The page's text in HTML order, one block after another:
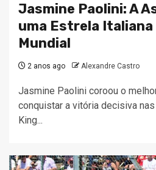
Jasmine Paolini: A
uma Estrela Italiana
Mundial
2 anos ago Alexandre Castro
Jasmine Paolini coroou o
conquistar a vitória decisiva
King...